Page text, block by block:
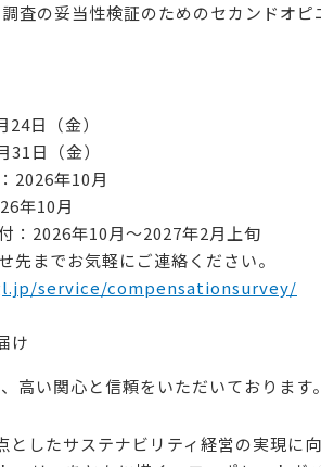
査の妥当性検証のためのセカンドオピ
日（金）
（金）
年10月
10月
年10月～2027年2月上旬
までお気軽にご連絡ください。
service/compensationsurvey/
け
高い関心と信頼をいただいております。
したサステナビリティ経営の実現に